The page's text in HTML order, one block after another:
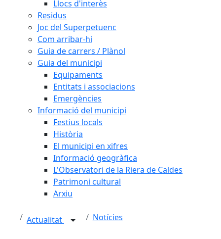
Llocs d'interès
Residus
Joc del Superpetuenc
Com arribar-hi
Guia de carrers / Plànol
Guia del municipi
Equipaments
Entitats i associacions
Emergències
Informació del municipi
Festius locals
Història
El municipi en xifres
Informació geogràfica
L'Observatori de la Riera de Caldes
Patrimoni cultural
Arxiu
Actualitat Notícies